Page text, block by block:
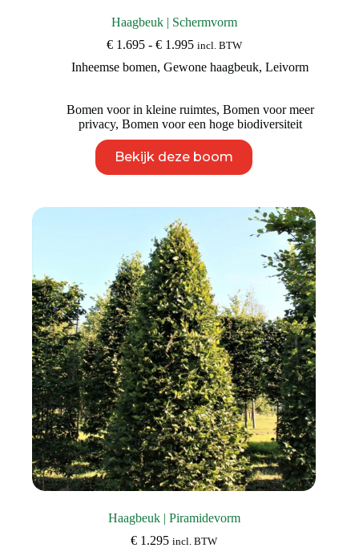
Haagbeuk | Schermvorm
€1.695 - €1.995Prijsklasse:
tot
incl. BTW
Inheemse bomen,Gewone haagbeuk,Leivorm
Bomen voor in kleine ruimtes, Bomen voor meer
privacy, Bomen voor een hoge biodiversiteit
Bekijk deze boom
product
heeft
Deze
optie
kan
gekozen
worden
op
de
productpagina
Haagbeuk | Piramidevorm
€ 1.295 incl. BTW